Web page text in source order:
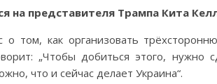
на представителя Трампа Кита
о том, как организовать
„Чтобы добиться этого, нужно
что и сейчас делает Украина“.